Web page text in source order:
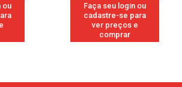
ou
Faça seu login ou
cadastre-se para
ver preços e
comprar